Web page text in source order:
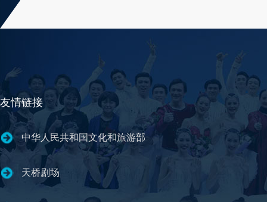
友情链接
中华人民共和国文化和旅游部
天桥剧场